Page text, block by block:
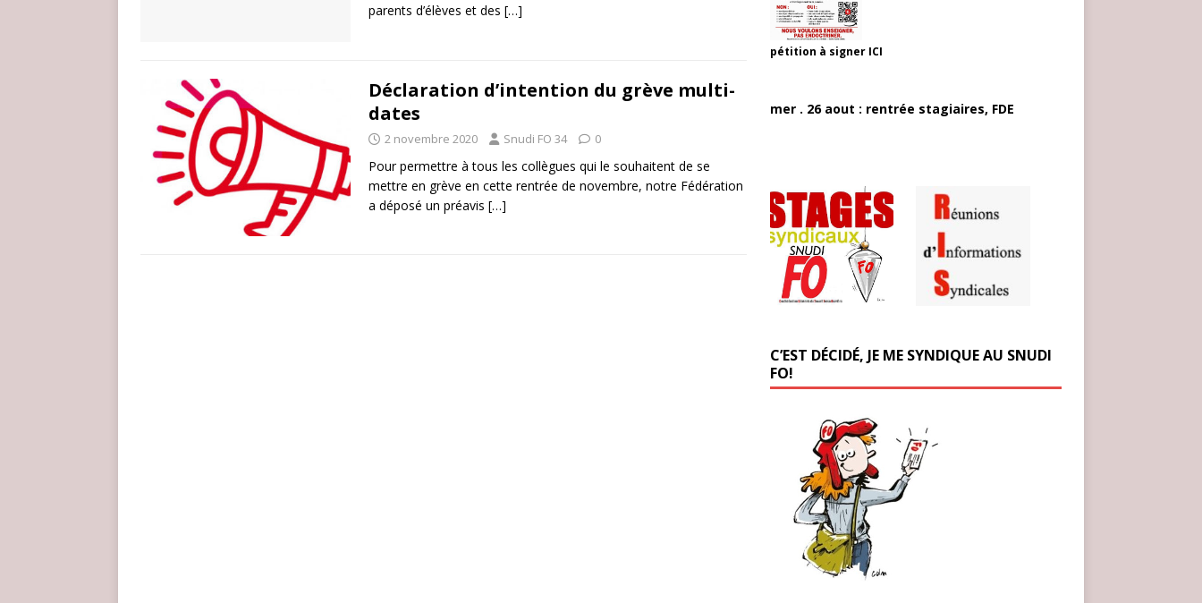
parents d’élèves et des […]
Déclaration d’intention du grève multi-
dates
2 novembre 2020 Snudi FO 34 0
Pour permettre à tous les collègues qui le souhaitent de se
mettre en grève en cette rentrée de novembre, notre Fédération
a déposé un préavis […]
pétition à signer ICI
mer . 26 aout : rentrée stagiaires, FDE
C’EST DÉCIDÉ, JE ME SYNDIQUE AU SNUDI
FO!